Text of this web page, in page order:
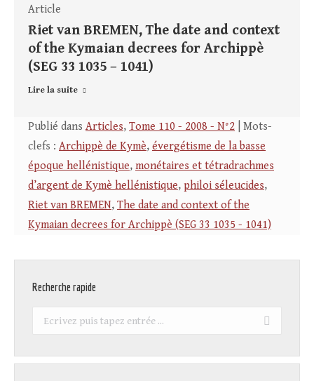
Article
Riet van BREMEN, The date and context
of the Kymaian decrees for Archippè
(SEG 33 1035 – 1041)
Lire la suite
Publié dans Articles, Tome 110 - 2008 - N°2 | Mots-
clefs : Archippè de Kymè, évergétisme de la basse
époque hellénistique, monétaires et tétradrachmes
d’argent de Kymè hellénistique, philoi séleucides,
Riet van BREMEN, The date and context of the
Kymaian decrees for Archippè (SEG 33 1035 - 1041)
Recherche rapide
Recherche